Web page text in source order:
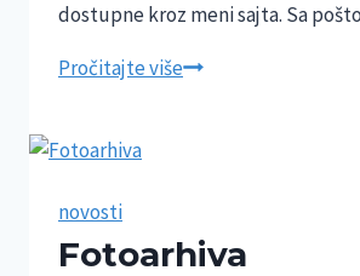
dostupne kroz meni sajta. Sa
Pročitajte više
novosti
Fotoarhiva